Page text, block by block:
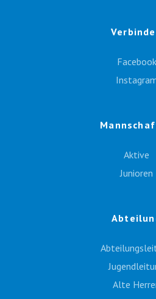
Facebook
Aktive
Junioren
Alte